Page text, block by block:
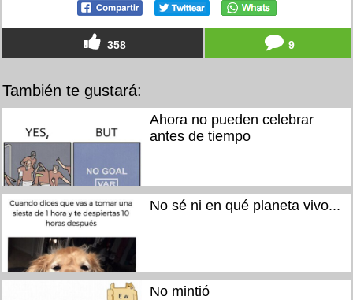
358 9
También te gustará:
Ahora no pueden celebrar
antes de tiempo
No sé ni en qué planeta vivo...
No mintió